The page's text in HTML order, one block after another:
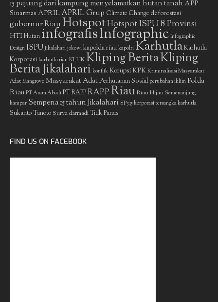
15 pejuang dari kampung menyelamatkan hutan tanah APP
Sinarmas APRIL APRIL Grup Climate Change deforestasi
gubernur RiauHotspotHotspot ISPU 8 Provinsi
HTIHutan infografisInfographic Infographic
Design ISPU Jikalahari jokowi kapolda riau kapolri KarhutlaKarhutla
Korporasikarhutla riauKLHKKliping BeritaKliping
Berita Jikalahari konflik Korupsi KPKKriminalisasi Masyarakat
Adat Mangrove Masyarakat AdatPerhutanan Sosial perubahan iklim Polda
Riau PT Arara Abadi PT RAPPRAPPRiauRiau Hijau Semenanjung
kampar Sempena 15 tahun Jikalahari SP3 15 korporasi tersangka karhutla
Sukanto Tanoto Surya darmadiTitik Panas
FIND US ON FACEBOOK